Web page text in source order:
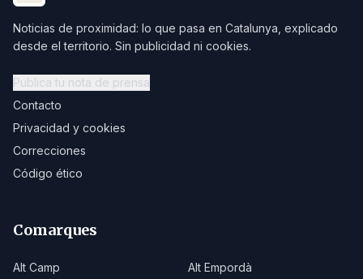
Noticias de proximidad: lo que pasa en Catalunya, explicado
desde el territorio. Sin publicidad ni cookies.
Publica tu nota de prensa
Contacto
Privacidad y cookies
Correcciones
Código ético
Comarques
Alt Camp
Alt Empordà